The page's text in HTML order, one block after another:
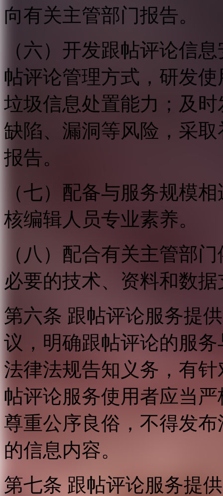
向有关主管部门报告。
（六）开发跟帖评论信
帖评论管理方式，研发
垃圾信息处置能力；及
缺陷、漏洞等风险，采
报告。
（七）配备与服务规模
核编辑人员专业素养。
（八）配合有关主管部
必要的技术、资料和数
第六条 跟帖评论服务提
议，明确跟帖评论的服
法律法规告知义务，有
帖评论服务使用者应当
尊重公序良俗，不得发
的信息内容。
第七条 跟帖评论服务提